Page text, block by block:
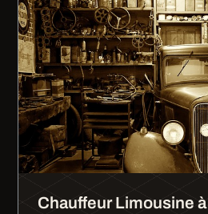
Chauffeur Limousine